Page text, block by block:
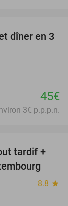
dîner en 3
45€
3€ p.p.p.n.
17%
tardif +
8.8 star